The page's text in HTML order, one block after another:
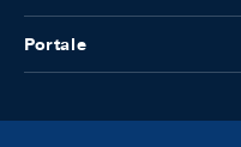
Portale